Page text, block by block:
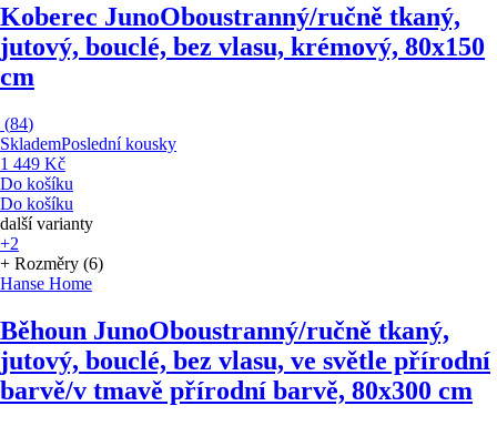
Koberec JunoOboustranný/ručně tkaný,
jutový, bouclé, bez vlasu, krémový, 80x150
cm
(84)
SklademPoslední kousky
1 449 Kč
Do košíku
Do košíku
další varianty
+2
+ Rozměry (6)
Hanse Home
Běhoun JunoOboustranný/ručně tkaný,
jutový, bouclé, bez vlasu, ve světle přírodní
barvě/v tmavě přírodní barvě, 80x300 cm